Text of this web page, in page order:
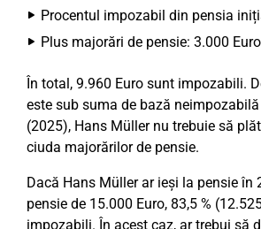
Procentul impozabil din pensia
Plus majorări de pensie: 3.000 Euro
În total, 9.960 Euro sunt impozabili.
este sub suma de bază
(2025), Hans Müller nu trebuie să
ciuda majorărilor de pensie.
Dacă Hans Müller ar ieși la pensie în
pensie de 15.000 Euro, 83,5 %
impozabili. În acest caz, ar trebui să